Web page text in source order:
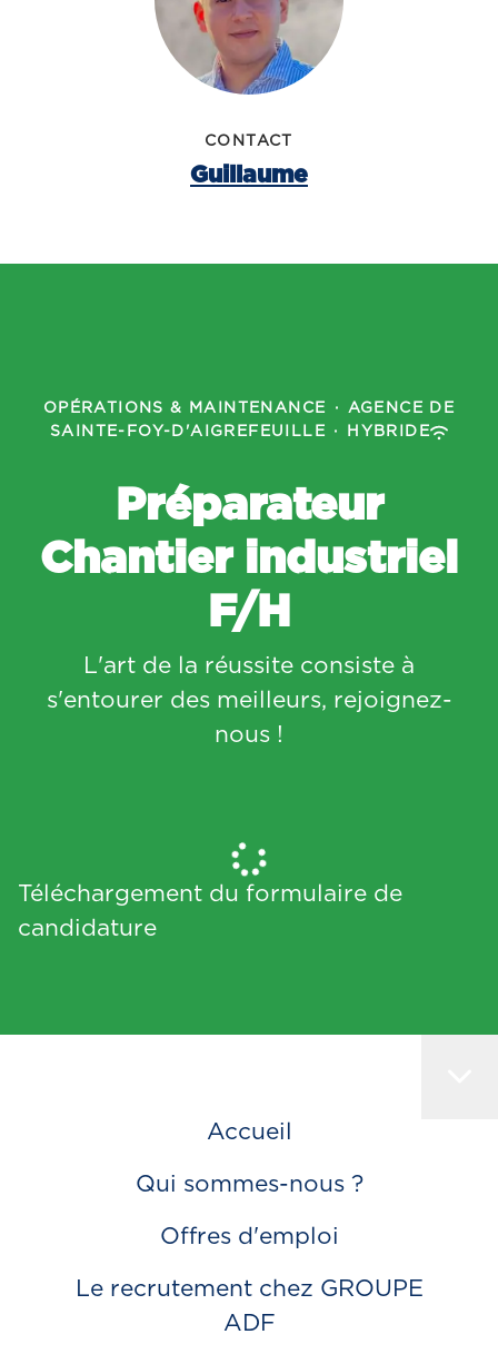
CONTACT
Guillaume
OPÉRATIONS & MAINTENANCE ·
AGENCE DE
SAINTE-FOY-D'AIGREFEUILLE
· HYBRIDE
Préparateur
Chantier industriel
F/H
L'art de la réussite consiste à
s'entourer des meilleurs, rejoignez-
nous !
Téléchargement du formulaire de
candidature
Accueil
Qui sommes-nous ?
Offres d'emploi
Le recrutement chez GROUPE
ADF